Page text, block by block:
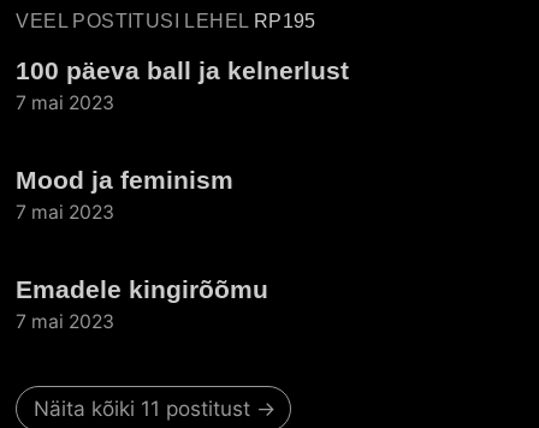
VEEL POSTITUSI LEHEL RP195
100 päeva ball ja kelnerlust
7 mai 2023
Mood ja feminism
7 mai 2023
Emadele kingirõõmu
7 mai 2023
Näita kõiki 11 postitust →